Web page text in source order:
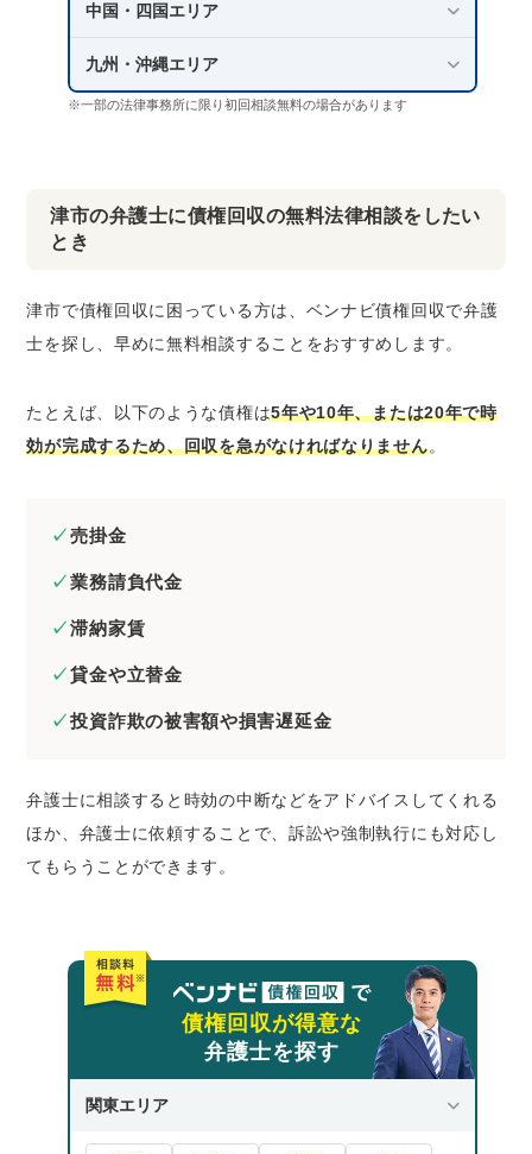
中国・四国エリア
九州・沖縄エリア
※一部の法律事務所に限り初回相談無料の場合があります
津市の弁護士に債権回収の無料法律相談をしたい
とき
津市で債権回収に困っている方は、ベンナビ債権回収で弁護
士を探し、早めに無料相談することをおすすめします。
たとえば、以下のような債権は5年や10年、または20年で時
効が完成するため、回収を急がなければなりません。
売掛金
業務請負代金
滞納家賃
貸金や立替金
投資詐欺の被害額や損害遅延金
弁護士に相談すると時効の中断などをアドバイスしてくれる
ほか、弁護士に依頼することで、訴訟や強制執行にも対応し
てもらうことができます。
債権回収が得意な
弁護士を探す
関東エリア